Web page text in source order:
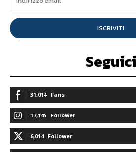
ISCRIVITI
Seguici
31,014 Fans
17,145 Follower
6,014 Follower